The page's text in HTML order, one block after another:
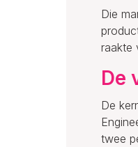
Die
raakte
De
De
twee